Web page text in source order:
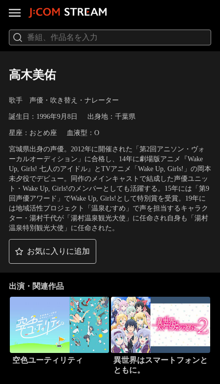
高木美佑
歌手 声優・吹き替え・ナレーター
誕生日：1996年9月8日 出身地：千葉県
星座：おとめ座 血液型：O
宮城県出身の声優。2012年に開催された「第2回アニソン・ヴォ
ーカルオーディション」に合格し、14年に劇場版アニメ『Wake
Up, Girls! 七人のアイドル』とTVアニメ「Wake Up, Girls!」の岡本
未夕役でデビュー。同作のメインキャストで結成した声優ユニッ
ト・Wake Up, Girls!のメンバーとしても活躍する。15年には「第9
回声優アワード」でWake Up, Girls!として特別賞を受賞。19年に
は地域活性プロジェクト「温泉むすめ」で声を担当するキャラク
ター・湯村千代が「湯村温泉観光大使」に任命され自身も「湯村
温泉特別観光大使」に任命された。
お気に入りに追加
出演・関連作品
空色ユーティリティ
異世界はスマートフォンと
ともに。